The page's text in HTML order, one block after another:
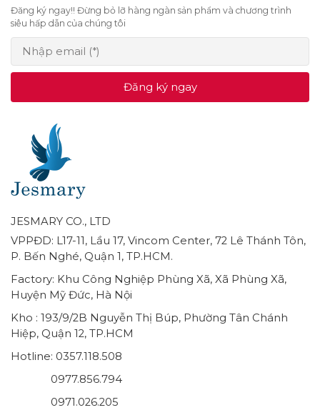
Đăng ký ngay!! Đừng bỏ lỡ hàng ngàn sản phẩm và chương trình
siêu hấp dẫn của chúng tôi
Đăng ký ngay
JESMARY CO., LTD
VPPĐD: L17-11, Lầu 17, Vincom Center, 72 Lê Thánh Tôn,
P. Bến Nghé, Quận 1, TP.HCM.
Factory: Khu Công Nghiệp Phùng Xã, Xã Phùng Xã,
Huyện Mỹ Đức, Hà Nội
Kho : 193/9/2B Nguyễn Thị Búp, Phường Tân Chánh
Hiệp, Quận 12, TP.HCM
Hotline: 0357.118.508
0977.856.794
0971.026.205